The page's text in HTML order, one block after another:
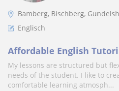
Bamberg, Bischberg,
Englisch
Affordable English
My lessons are structured but
needs of the student. I like to
comfortable learning atmosph...